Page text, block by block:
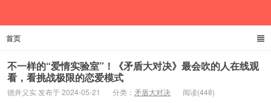
首页
不一样的“爱情实验室”！《矛盾大对决》最会吹的人在线观
看，看挑战极限的恋爱模式
德井义实 发布于 2024-05-21 分类： 矛盾大对决 阅读(448)